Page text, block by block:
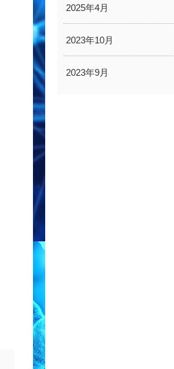
2025年4月
2023年10月
2023年9月